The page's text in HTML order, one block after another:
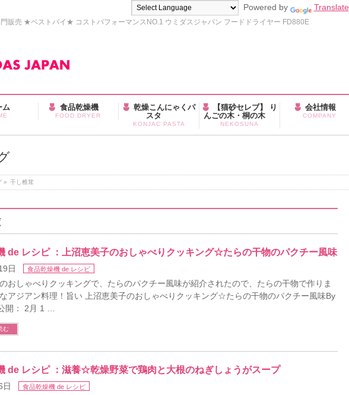
Powered by Translate
販売 ★ベストバイ★ コストパフォーマンスNO.1 ウミダスジャパン フードドライヤー FD880E
ム 食品乾燥機
FOOD DRYER
乾燥こんにゃくパ
スタ
KONJAC PASTA
【猫砂セレブ】 り
んごの木・桐の木
NEKOSUNA
会社情報
COMPANY
» 干し椎茸
de レシピ ：上沼恵美子のおしゃべりクッキング☆たらの干物のパクチー風味
日 食品乾燥機 de レシピ
のおしゃべりクッキングで、たらのパクチー風味が紹介されたので、たらの干物で作りま
アジアン料理！旨い 上沼恵美子のおしゃべりクッキング☆たらの干物のパクチー風味By
開： 2月 1 …
む
de レシピ ：滋養☆乾燥野菜で鶏肉と大根のねぎしょうがスープ
日 食品乾燥機 de レシピ